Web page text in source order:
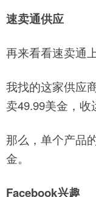
速卖通供应
再来看看速卖通
我找的这家供应
卖49.99美金，收
那么，单个产品
金。
Facebook兴趣